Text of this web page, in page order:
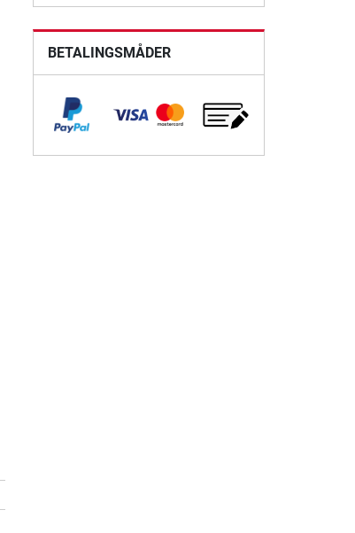
BETALINGSMÅDER